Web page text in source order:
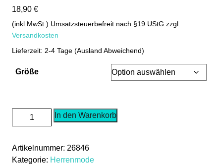
18,90 €
(inkl.MwSt.) Umsatzsteuerbefreit nach §19 UStG zzgl.
Versandkosten
Lieferzeit: 2-4 Tage (Ausland Abweichend)
Größe
Herren
Boxershort
Grau
Männer
In den Warenkorb
Artikelnummer: 26846
Kategorie: Herrenmode